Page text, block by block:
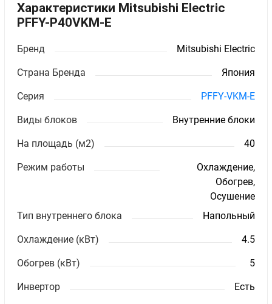
Характеристики Mitsubishi Electric
PFFY-P40VKM-E
Бренд Mitsubishi Electric
Страна Бренда Япония
Серия PFFY-VKM-E
Виды блоков Внутренние блоки
На площадь (м2) 40
Режим работы
Охлаждение,
Обогрев,
Осушение
Тип внутреннего блока
Напольный
Охлаждение (кВт) 4.5
Обогрев (кВт) 5
Инвертор Есть